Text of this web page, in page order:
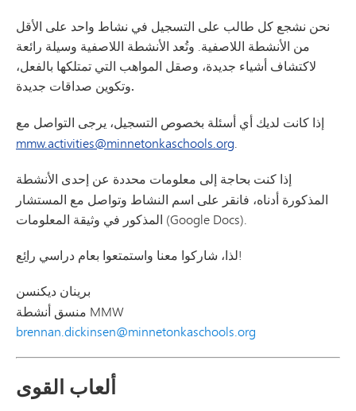
نحن نشجع كل طالب على التسجيل في نشاط واحد على الأقل
من الأنشطة اللاصفية. وتُعد الأنشطة اللاصفية وسيلة رائعة
لاكتشاف أشياء جديدة، وصقل المواهب التي تمتلكها بالفعل،
وتكوين صداقات جديدة.
إذا كانت لديك أي أسئلة بخصوص التسجيل، يرجى التواصل مع
mmw.activities@minnetonkaschools.org.
إذا كنت بحاجة إلى معلومات محددة عن إحدى الأنشطة
المذكورة أدناه، فانقر على اسم النشاط وتواصل مع المستشار
المذكور في وثيقة المعلومات (Google Docs).
لذا، شاركوا معنا واستمتعوا بعام دراسي رائع !
برينان ديكنسن
منسق أنشطة MMW
brennan.dickinsen@minnetonkaschools.org
ألعاب القوى